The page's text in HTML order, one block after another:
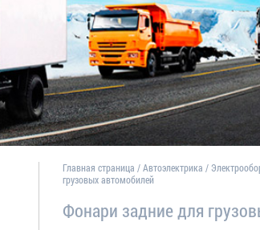
Главная страница /Автоэлектрика /
грузовых автомобилей
Фонари задние для